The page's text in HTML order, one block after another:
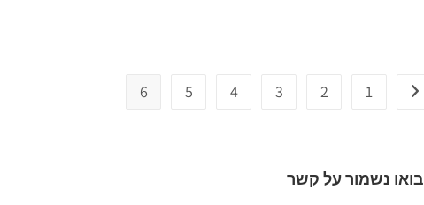
1
2
3
4
5
6
בואו נשמור על קשר